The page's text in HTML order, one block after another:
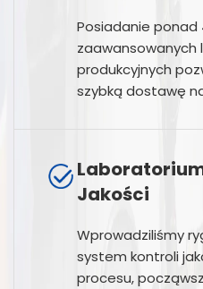
Posiadanie ponad
zaawansowanych
produkcyjnych
szybką dostawę
Jakości
Wprowadziliśmy
system kontroli
procesu,